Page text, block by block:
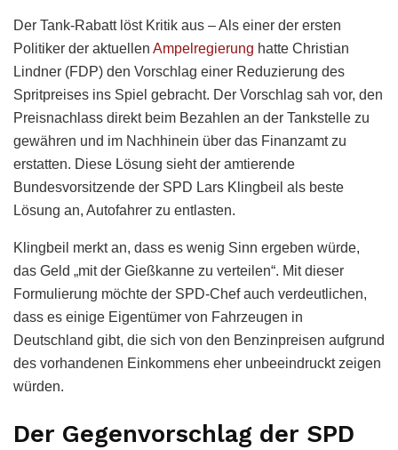
Der Tank-Rabatt löst Kritik aus – Als einer der ersten
Politiker der aktuellen Ampelregierung hatte Christian
Lindner (FDP) den Vorschlag einer Reduzierung des
Spritpreises ins Spiel gebracht. Der Vorschlag sah vor, den
Preisnachlass direkt beim Bezahlen an der Tankstelle zu
gewähren und im Nachhinein über das Finanzamt zu
erstatten. Diese Lösung sieht der amtierende
Bundesvorsitzende der SPD Lars Klingbeil als beste
Lösung an, Autofahrer zu entlasten.
Klingbeil merkt an, dass es wenig Sinn ergeben würde,
das Geld „mit der Gießkanne zu verteilen“. Mit dieser
Formulierung möchte der SPD-Chef auch verdeutlichen,
dass es einige Eigentümer von Fahrzeugen in
Deutschland gibt, die sich von den Benzinpreisen aufgrund
des vorhandenen Einkommens eher unbeeindruckt zeigen
würden.
Der Gegenvorschlag der SPD